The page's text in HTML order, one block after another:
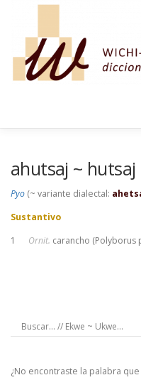
Saltar al contenido
ahutsaj ~ hutsaj
Pyo (~ variante dialectal:
Sustantivo
1 Ornit. carancho (Polyborus
¿No encontraste la palabra